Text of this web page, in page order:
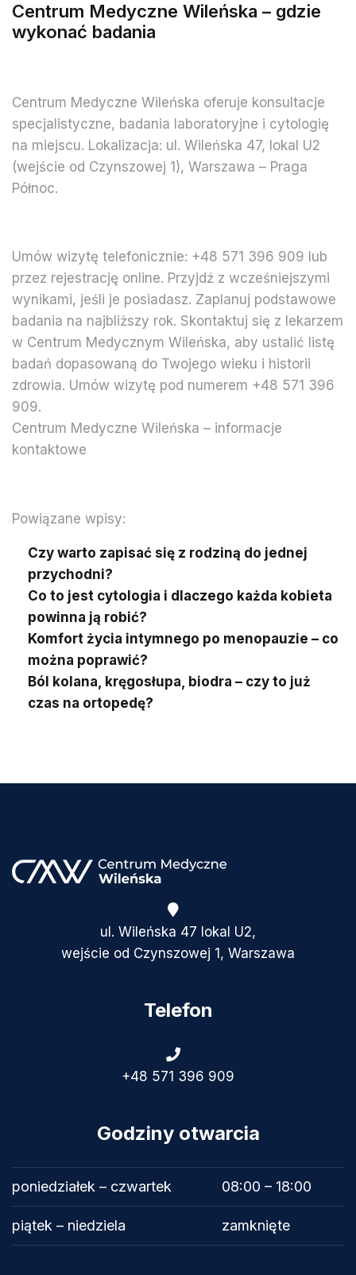
Centrum Medyczne Wileńska – gdzie
wykonać badania
Centrum Medyczne Wileńska oferuje konsultacje
specjalistyczne, badania laboratoryjne i cytologię
na miejscu. Lokalizacja: ul. Wileńska 47, lokal U2
(wejście od Czynszowej 1), Warszawa – Praga
Północ.
Umów wizytę telefonicznie: +48 571 396 909 lub
przez rejestrację online. Przyjdź z wcześniejszymi
wynikami, jeśli je posiadasz. Zaplanuj podstawowe
badania na najbliższy rok. Skontaktuj się z lekarzem
w Centrum Medycznym Wileńska, aby ustalić listę
badań dopasowaną do Twojego wieku i historii
zdrowia. Umów wizytę pod numerem +48 571 396
909.
Centrum Medyczne Wileńska – informacje
kontaktowe
Powiązane wpisy:
Czy warto zapisać się z rodziną do jednej
przychodni?
Co to jest cytologia i dlaczego każda kobieta
powinna ją robić?
Komfort życia intymnego po menopauzie – co
można poprawić?
Ból kolana, kręgosłupa, biodra – czy to już
czas na ortopedę?
ul. Wileńska 47 lokal U2,
wejście od Czynszowej 1, Warszawa
Telefon
+48 571 396 909
Godziny otwarcia
poniedziałek – czwartek 08:00 – 18:00
piątek – niedziela zamknięte